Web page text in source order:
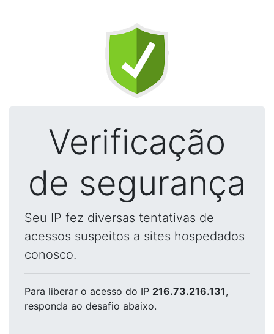
Verificação
de segurança
Seu IP fez diversas tentativas de
acessos suspeitos a sites hospedados
conosco.
Para liberar o acesso do IP 216.73.216.131,
responda ao desafio abaixo.